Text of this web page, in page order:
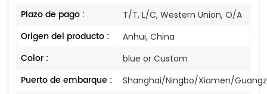
Plazo de pago : T/T, L/C, Western Union, O/A
Origen del producto : Anhui, China
Color : blue or Custom
Puerto de embarque : Shanghai/Ningbo/Xiamen/